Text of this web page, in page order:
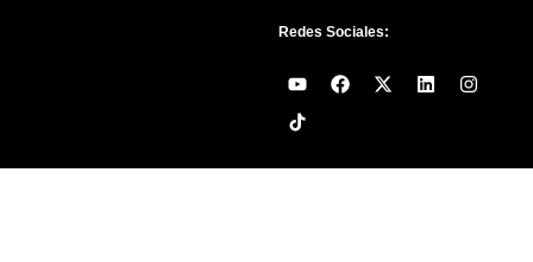
Redes Sociales:
Y
o
u
t
b
F
a
o
X
-
t
L
i
d
I
n
g